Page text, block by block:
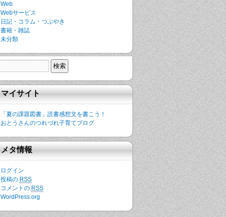
Web
Webサービス
日記・コラム・つぶやき
書籍・雑誌
未分類
マイサイト
「夏の課題図書」読書感想文を書こう！
おとうさんのつれづれ子育てブログ
メタ情報
ログイン
投稿の RSS
コメントの RSS
WordPress.org